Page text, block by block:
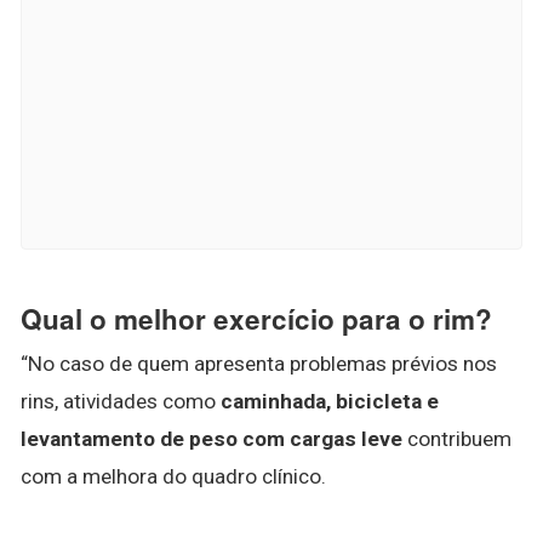
Qual o melhor exercício para o rim?
“No caso de quem apresenta problemas prévios nos
rins, atividades como caminhada, bicicleta e
levantamento de peso com cargas leve contribuem
com a melhora do quadro clínico.